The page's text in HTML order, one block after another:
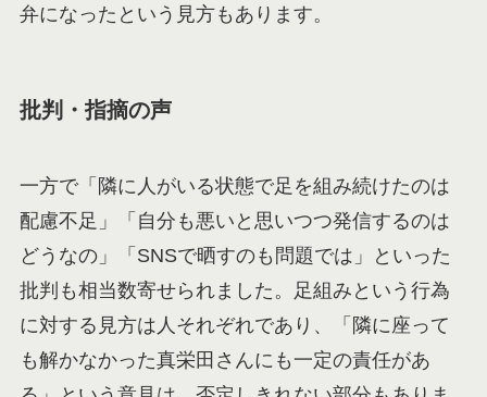
弁になったという見方もあります。
批判・指摘の声
一方で「隣に人がいる状態で足を組み続けたのは
配慮不足」「自分も悪いと思いつつ発信するのは
どうなの」「SNSで晒すのも問題では」といった
批判も相当数寄せられました。足組みという行為
に対する見方は人それぞれであり、「隣に座って
も解かなかった真栄田さんにも一定の責任があ